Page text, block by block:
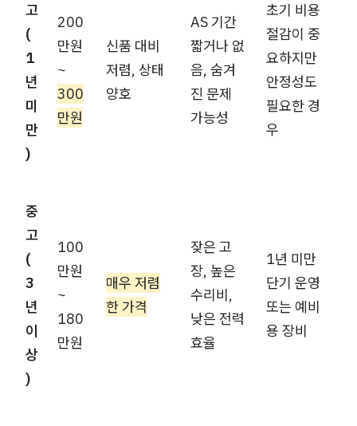
고
(
1
년
미
만
)
200
만원
~
300
만원
신품 대비
저렴, 상태
양호
AS 기간
짧거나 없
음, 숨겨
진 문제
가능성
초기 비용
절감이 중
요하지만
안정성도
필요한 경
우
중
고
(
3
년
이
상
)
100
만원
~
180
만원
매우 저렴
한 가격
잦은 고
장, 높은
수리비,
낮은 전력
효율
1년 미만
단기 운영
또는 예비
용 장비